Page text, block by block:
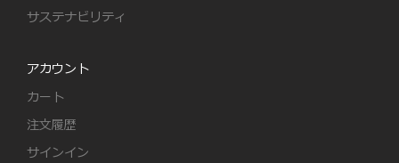
サステナビリティ
アカウント
カート
注文履歴
サインイン